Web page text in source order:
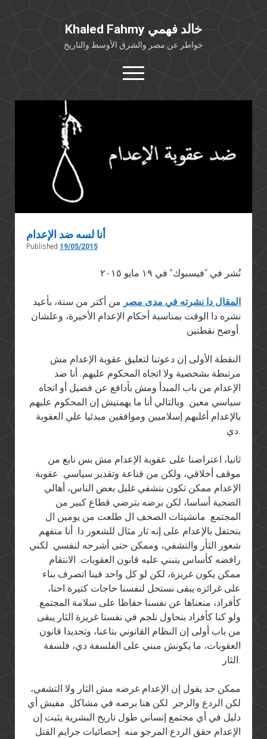
Khaled Fahmy خالد فهمي
خواطر عن مصر والشرق الأوسط والتاريخ
open
menu
twitterfacebook
كتابات أكاديمية
مقابلات في الإعلام
أنا لسه ضد الإعدام
Published 19/05/2015
نُشر في “فيسبوك” في ١٩ مايو ٢٠١٥
المقال دا نشرته في مدى مصر من أكتر من سنة، بأعيد
نشره دا الوقت بمناسبة أحكام الإعدام الأخيرة، وعلشان
النقطة الأولى إن دعوتنا لتعليق عقوبة الإعدام مش
مرتبطة بشخصية ولا اتجاه المحكوم عليهم. أنا ضد
الإعدام من باب المبدأ ومش بأدافع عن فصيل أو اتجاه
سياسي معين. وبالتالي أنا ما يهمنيش إن المحكوم عليهم
بالإعدام أغلبهم إسلاميين وموافقين مبدئيا علي العقوبة
ثانيا، اعتراضنا على عقوبة الإعدام مش بس نابع من
موقف أخلاقي، ولكن من قناعة وتقدير سياسي. عقوبة
الإعدام ممكن تكون بتشفي غليل بعض الناس، أهالي
الضحية أساسا، لكن برضه بترضي قطاع كبير من
المجتمع. مانشيتات الصحف ال طلعت من يومين ال
بتحتفل بالإعدام على إنه ثار مثال للشعور دا. أنا متفهم
شعور الثأر والتشفي، وممكن حتى أشرحه لنفسي. لكني
رافضه كأساس يتبني عليه قانون العقوبات. الانتقام
ممكن يكون غريزة، لكن لو كل واحد فينا اتصرف بناء
على غرائزه يبقى نستحل لنفسنا حاجات كتيرة احنا،
كأفراد، منعناها عن نفسنا حفاظا على سلامة المجتمع.
ولو كنا كأفراد بنحاول نلجم في نفسنا غريزة الثار يبقى
من باب أولى إن النظام القانوني بتاعنا، وتحديدا قانون
العقوبات، ما يكونش مبني على الفلسفة دي، فلسفة
ممكن حد يقول إن الإعدام غرضه مش الثار ولا التشفي،
لكن الردع والزجر. لكن هنا برضه في مشاكل. مفيش أي
دليل في أي مجتمع إنساني طول تاريخ البشرية يثبت إن
الإعدام حقق الردع المرجو منه. إحصائيات جرايم القتل